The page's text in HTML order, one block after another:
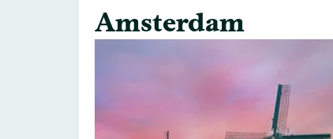
Amsterdam